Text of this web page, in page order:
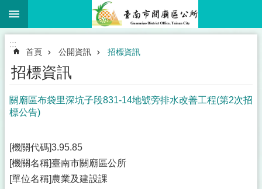
跳到主要內容區塊
:::
首頁 公開資訊 招標資訊
招標資訊
關廟區布袋里深坑子段831-14地號旁排水改善工程(第2次招
標公告)
[機關代碼]3.95.85
[機關名稱]臺南市關廟區公所
[單位名稱]農業及建設課